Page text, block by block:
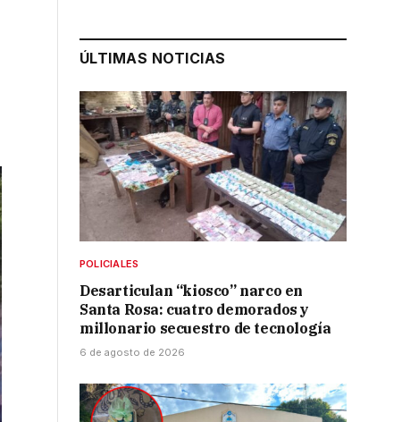
ÚLTIMAS NOTICIAS
POLICIALES
Desarticulan “kiosco” narco en
Santa Rosa: cuatro demorados y
millonario secuestro de tecnología
6 de agosto de 2026